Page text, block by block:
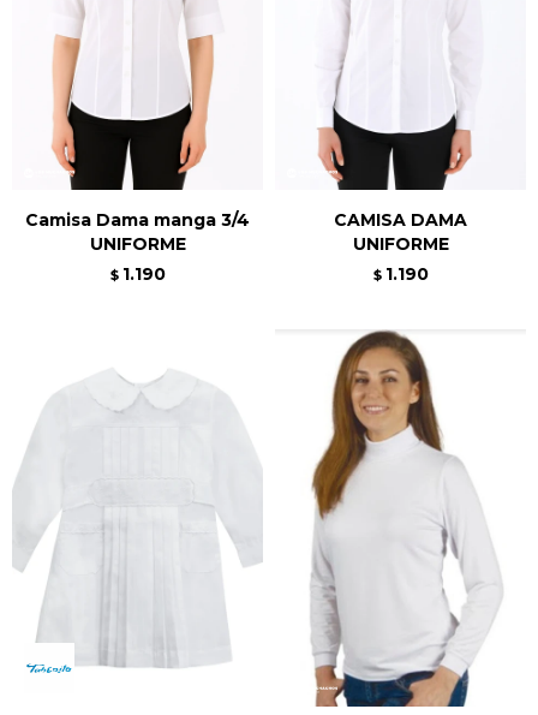
Camisa Dama manga 3/4
UNIFORME
$ 1.190
CAMISA DAMA
UNIFORME
$ 1.190